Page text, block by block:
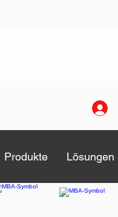
Produkte Lösungen
Produkte Lösungen